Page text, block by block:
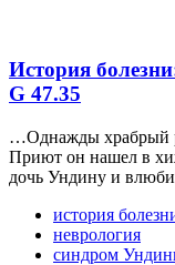
История
G 47.35
…Однажды храбрый
Приют он нашел в
дочь Ундину и
история
неврология
синдром